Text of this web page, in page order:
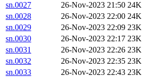
sn.0027
26-Nov-2023 21:50 24K
sn.0028
26-Nov-2023 22:00 24K
sn.0029
26-Nov-2023 22:09 23K
sn.0030
26-Nov-2023 22:17 23K
sn.0031
26-Nov-2023 22:26 23K
sn.0032
26-Nov-2023 22:35 23K
sn.0033
26-Nov-2023 22:43 23K